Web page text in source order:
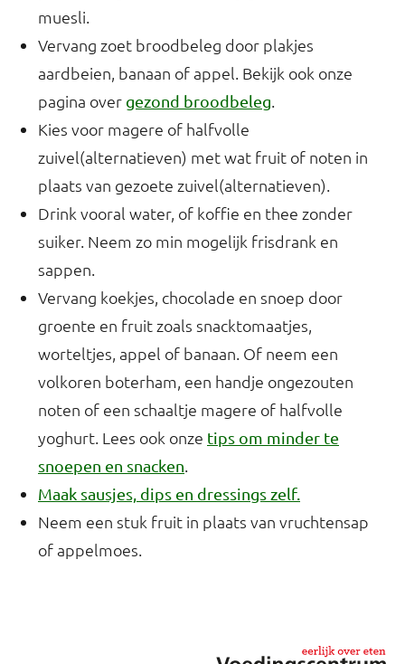
muesli.
Vervang zoet broodbeleg door plakjes
aardbeien, banaan of appel. Bekijk ook onze
pagina over gezond broodbeleg.
Kies voor magere of halfvolle
zuivel(alternatieven) met wat fruit of noten in
plaats van gezoete zuivel(alternatieven).
Drink vooral water, of koffie en thee zonder
suiker. Neem zo min mogelijk frisdrank en
sappen.
Vervang koekjes, chocolade en snoep door
groente en fruit zoals snacktomaatjes,
worteltjes, appel of banaan. Of neem een
volkoren boterham, een handje ongezouten
noten of een schaaltje magere of halfvolle
yoghurt. Lees ook onze tips om minder te
snoepen en snacken.
Maak sausjes, dips en dressings zelf.
Neem een stuk fruit in plaats van vruchtensap
of appelmoes.